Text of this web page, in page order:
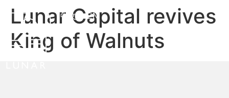
中文 EN
Lunar Capital revives
King of Walnuts